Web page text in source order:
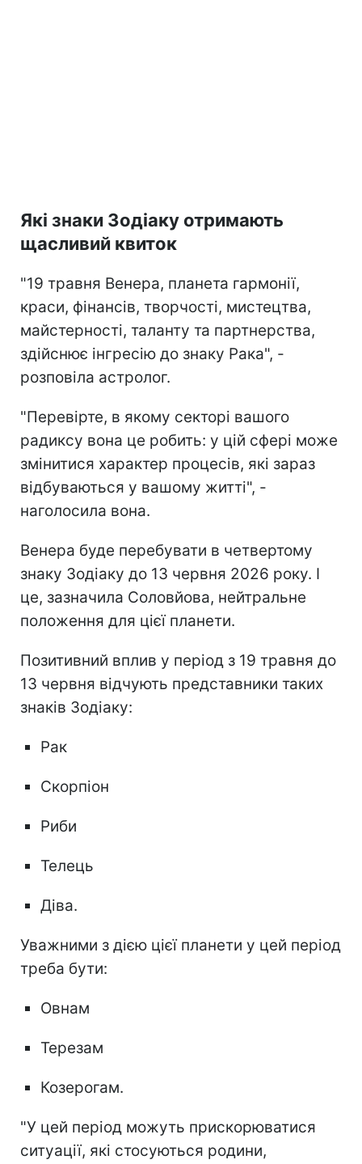
Які знаки Зодіаку отримають
щасливий квиток
"19 травня Венера, планета гармонії,
краси, фінансів, творчості, мистецтва,
майстерності, таланту та партнерства,
здійснює інгресію до знаку Рака", -
розповіла астролог.
"Перевірте, в якому секторі вашого
радиксу вона це робить: у цій сфері може
змінитися характер процесів, які зараз
відбуваються у вашому житті", -
наголосила вона.
Венера буде перебувати в четвертому
знаку Зодіаку до 13 червня 2026 року. І
це, зазначила Соловйова, нейтральне
положення для цієї планети.
Позитивний вплив у період з 19 травня до
13 червня відчують представники таких
знаків Зодіаку:
Рак
Скорпіон
Риби
Телець
Діва.
Уважними з дією цієї планети у цей період
треба бути:
Овнам
Терезам
Козерогам.
"У цей період можуть прискорюватися
ситуації, які стосуються родини,